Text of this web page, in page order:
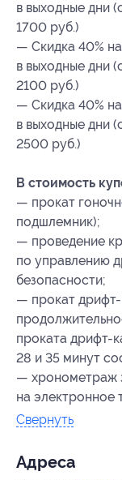
в выходные дни
1700 руб.)
— Скидка 40%
в выходные дни
2100 руб.)
— Скидка 40%
в выходные дни
2500 руб.)
В стоимость
— прокат
подшлемник);
— проведение
по управлению
безопасности;
— прокат дрифт-
проката дрифт-
28 и 35 минут
— хронометраж
на электронное
Свернуть
Адресa